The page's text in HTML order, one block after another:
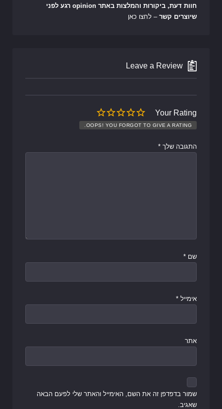
חוות דעת, ביקורות והמלצות באתר opinion רגע לפני
שיוצרים קשר – לחצו כאן
Leave a Review
Your Rating
OOPS! YOU FORGOT TO GIVE A RATING.
התגובה שלך *
שם *
אימייל *
אתר
שמור בדפדפן זה את השם, האימייל והאתר שלי לפעם הבאה
שאגיב.